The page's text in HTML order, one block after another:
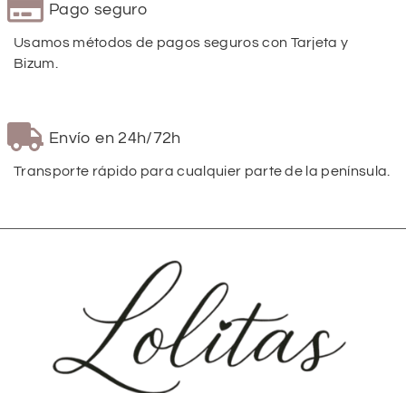
Pago seguro
Usamos métodos de pagos seguros con Tarjeta y
Bizum.
Envío en 24h/72h
Transporte rápido para cualquier parte de la península.